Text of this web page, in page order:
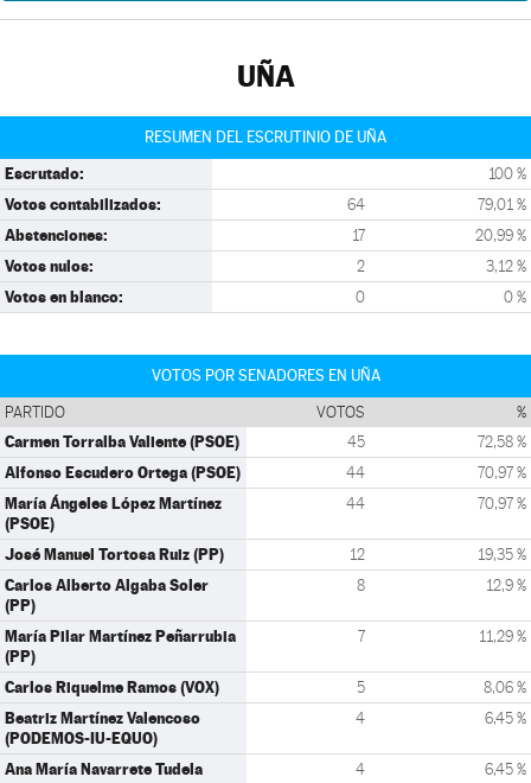
UÑA
RESUMEN DEL ESCRUTINIO DE UÑA
Escrutado: 100 %
Votos contabilizados: 64 79,01 %
Abstenciones: 17 20,99 %
Votos nulos: 2 3,12 %
Votos en blanco: 0 0 %
VOTOS POR SENADORES EN UÑA
PARTIDO VOTOS %
Carmen Torralba Valiente (PSOE) 45 72,58 %
Alfonso Escudero Ortega (PSOE) 44 70,97 %
María Ángeles López Martínez
(PSOE)
44 70,97 %
José Manuel Tortosa Ruiz (PP) 12 19,35 %
Carlos Alberto Algaba Soler
(PP)
8 12,9 %
María Pilar Martínez Peñarrubia
(PP)
7 11,29 %
Carlos Riquelme Ramos (VOX) 5 8,06 %
Beatriz Martínez Valencoso
(PODEMOS-IU-EQUO)
4 6,45 %
Ana María Navarrete Tudela
4 6,45 %